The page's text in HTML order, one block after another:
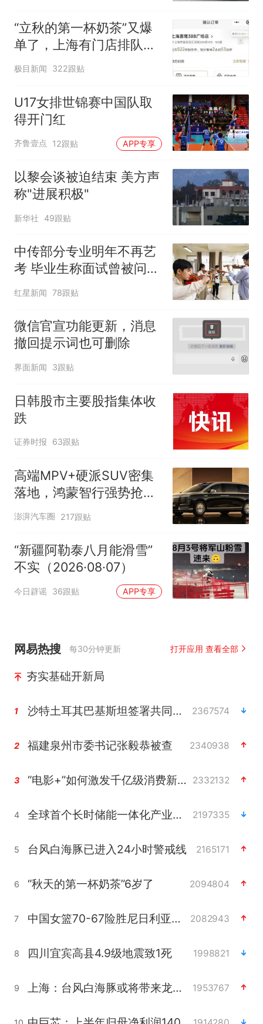
“立秋的第一杯奶茶”又爆
单了，上海有门店排队超
500杯，店员：今天奶茶
时
极目新闻 322跟贴
U17女排世锦赛中国队取
得开门红
齐鲁壹点 12跟贴 APP专享
以黎会谈被迫结束 美方声
称"进展积极"
新华社 49跟贴
中传部分专业明年不再艺
考 毕业生称面试曾被问
“如何策划晚会” 专家：遏
红星新闻 78跟贴
微信官宣功能更新，消息
撤回提示词也可删除
界面新闻 3跟贴
日韩股市主要股指集体收
跌
证券时报 63跟贴
高端MPV+硬派SUV密集
落地，鸿蒙智行强势抢占
自主高端市场制高点
澎湃汽车圈 217跟贴
“新疆阿勒泰八月能滑雪”
不实（2026·08·07）
今日辟谣 36跟贴 APP专享
网易热搜 每30分钟更新 打开应用 查看全部
夯实基础开新局
1 沙特土耳其巴基斯坦签署共同防务协议 2367574
2 福建泉州市委书记张毅恭被查 2340938
3 “电影+”如何激发千亿级消费新活力？ 2332132
4 全球首个长时储能一体化产业园量产 2197335
5 台风白海豚已进入24小时警戒线 2165171
6 “秋天的第一杯奶茶”6岁了 2094804
7 中国女篮70-67险胜尼日利亚女篮 2082943
8 四川宜宾高县4.9级地震致1死 1998821
9 上海：台风白海豚或将带来龙卷风 1953767